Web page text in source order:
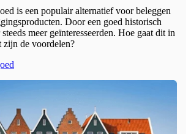
is een populair alternatief voor beleggen
Door een goed historisch
meer geïnteresseerden. Hoe gaat dit in
de voordelen?